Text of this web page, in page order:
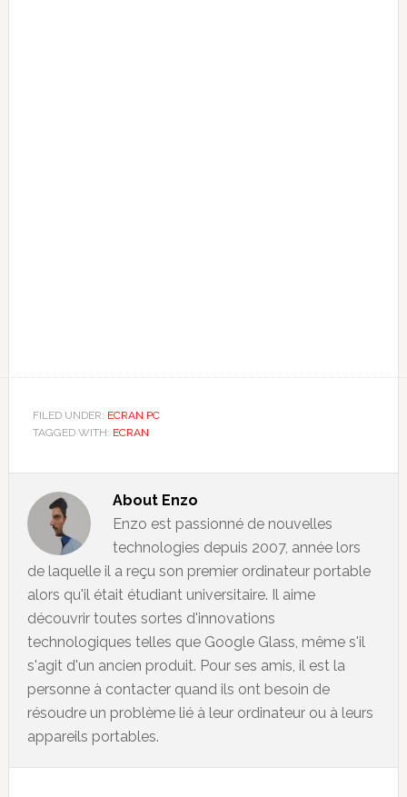
FILED UNDER: ECRAN PC
TAGGED WITH: ECRAN
About Enzo
Enzo est passionné de nouvelles
technologies depuis 2007, année lors
de laquelle il a reçu son premier ordinateur portable
alors qu'il était étudiant universitaire. Il aime
découvrir toutes sortes d'innovations
technologiques telles que Google Glass, même s'il
s'agit d'un ancien produit. Pour ses amis, il est la
personne à contacter quand ils ont besoin de
résoudre un problème lié à leur ordinateur ou à leurs
appareils portables.